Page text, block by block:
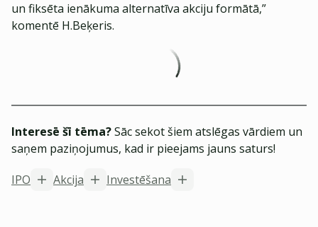
un fiksēta ienākuma alternatīva akciju formātā,”
komentē H.Beķeris.
Interesē šī tēma?Sāc sekot šiem atslēgas vārdiem un
saņem paziņojumus, kad ir pieejams jauns saturs!
IPO
Akcija Investēšana